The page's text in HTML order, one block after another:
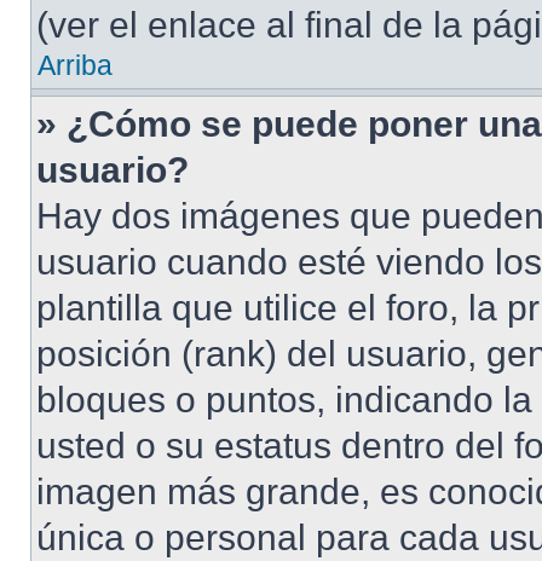
(ver el enlace al final de la
Arriba
» ¿Cómo se puede poner
usuario?
Hay dos imágenes que
usuario cuando esté viendo
plantilla que utilice el foro, la
posición (rank) del usuario,
bloques o puntos, indicando
usted o su estatus dentro del
imagen más grande, es
única o personal para cada